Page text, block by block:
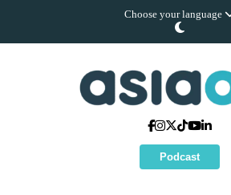
Choose your language
Podcast